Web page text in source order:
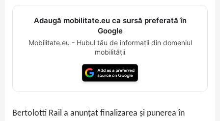
Adaugă mobilitate.eu ca sursă preferată în
Google
Mobilitate.eu - Hubul tău de informații din domeniul
mobilității
Bertolotti Rail a anunțat finalizarea și punerea în